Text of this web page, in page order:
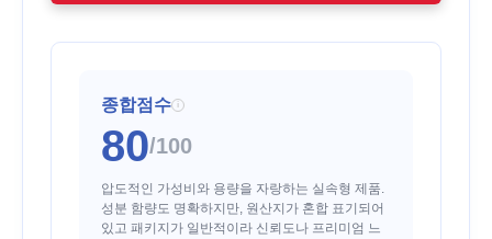
종합점수 i
80/100
압도적인 가성비와 용량을 자랑하는 실속형 제품.
성분 함량도 명확하지만, 원산지가 혼합 표기되어
있고 패키지가 일반적이라 신뢰도나 프리미엄 느